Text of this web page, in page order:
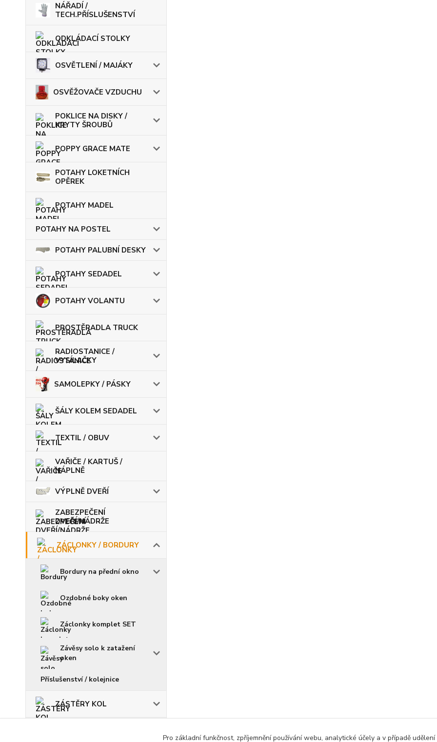
NÁŘADÍ /
TECH.PŘÍSLUŠENSTVÍ
ODKLÁDACÍ STOLKY
OSVĚTLENÍ / MAJÁKY
OSVĚŽOVAČE VZDUCHU
POKLICE NA DISKY /
KRYTY ŠROUBŮ
POPPY GRACE MATE
POTAHY LOKETNÍCH
OPĚREK
POTAHY MADEL
POTAHY NA POSTEL
POTAHY PALUBNÍ DESKY
POTAHY SEDADEL
POTAHY VOLANTU
PROSTĚRADLA TRUCK
RADIOSTANICE /
VYSÍLAČKY
SAMOLEPKY / PÁSKY
ŠÁLY KOLEM SEDADEL
TEXTIL / OBUV
VAŘIČE / KARTUŠ /
NÁPLNĚ
VÝPLNĚ DVEŘÍ
ZABEZPEČENÍ
DVEŘÍ/NÁDRŽE
ZÁCLONKY / BORDURY
Bordury na přední okno
Ozdobné boky oken
Záclonky komplet SET
Závěsy solo k zatažení
oken
Příslušenství / kolejnice
ZÁSTĚRY KOL
Pro základní funkčnost, zpříjemnění používání webu, analytické účely a v případě